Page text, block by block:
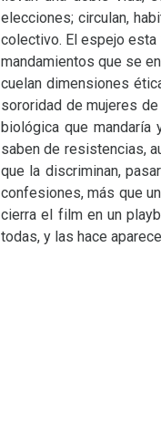
elecciones; circulan,
colectivo. El espejo esta
mandamientos que se
cuelan dimensiones
sororidad de mujeres
biológica que mandaría
saben de resistencias,
que la discriminan,
confesiones, más que
cierra el film en un
todas, y las hace